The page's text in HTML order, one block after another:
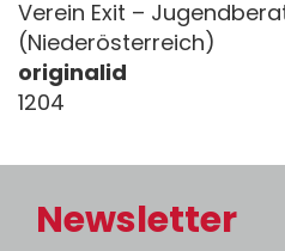
Verein Exit –
(Niederösterreich)
originalid
1204
Newsletter